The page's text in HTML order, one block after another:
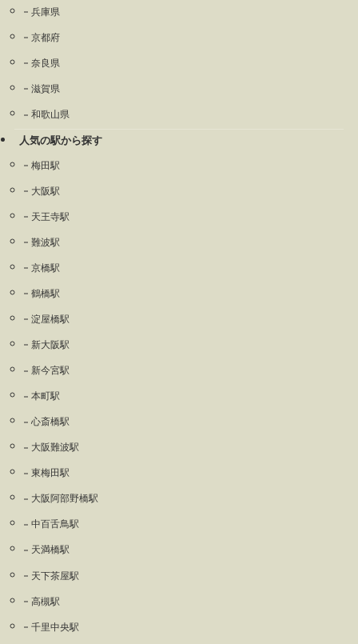
兵庫県
京都府
奈良県
滋賀県
和歌山県
人気の駅から探す
梅田駅
大阪駅
天王寺駅
難波駅
京橋駅
鶴橋駅
淀屋橋駅
新大阪駅
新今宮駅
本町駅
心斎橋駅
大阪難波駅
東梅田駅
大阪阿部野橋駅
中百舌鳥駅
天満橋駅
天下茶屋駅
高槻駅
千里中央駅